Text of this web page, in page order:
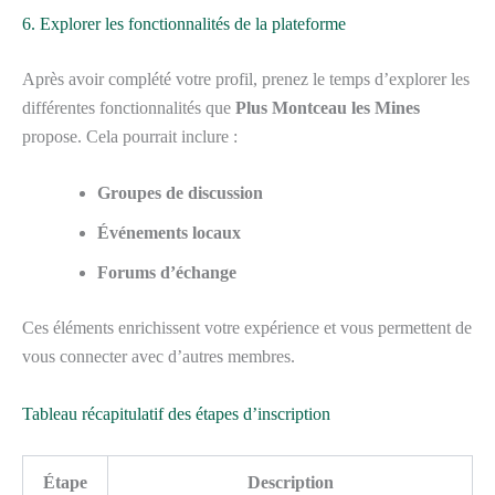
6. Explorer les fonctionnalités de la plateforme
Après avoir complété votre profil, prenez le temps d’explorer les
différentes fonctionnalités que Plus Montceau les Mines
propose. Cela pourrait inclure :
Groupes de discussion
Événements locaux
Forums d’échange
Ces éléments enrichissent votre expérience et vous permettent de
vous connecter avec d’autres membres.
Tableau récapitulatif des étapes d’inscription
Étape Description